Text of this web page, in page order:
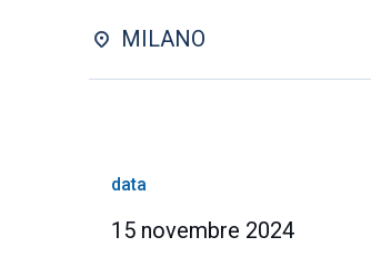
MILANO
data
15 novembre 2024